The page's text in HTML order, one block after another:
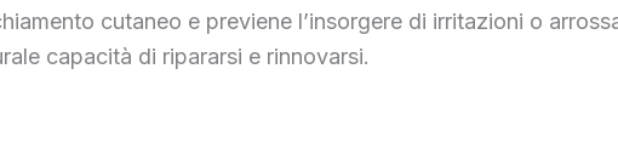
cutaneo e previene l’insorgere di irritazioni o
capacità di ripararsi e rinnovarsi.